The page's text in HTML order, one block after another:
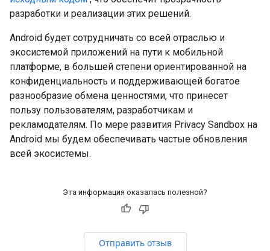
разработки и реализации этих решений.
Android будет сотрудничать со всей отраслью и
экосистемой приложений на пути к мобильной
платформе, в большей степени ориентированной на
конфиденциальность и поддерживающей богатое
разнообразие обмена ценностями, что принесет
пользу пользователям, разработчикам и
рекламодателям. По мере развития Privacy Sandbox на
Android мы будем обеспечивать частые обновления
всей экосистемы.
Эта информация оказалась полезной?
Отправить отзыв